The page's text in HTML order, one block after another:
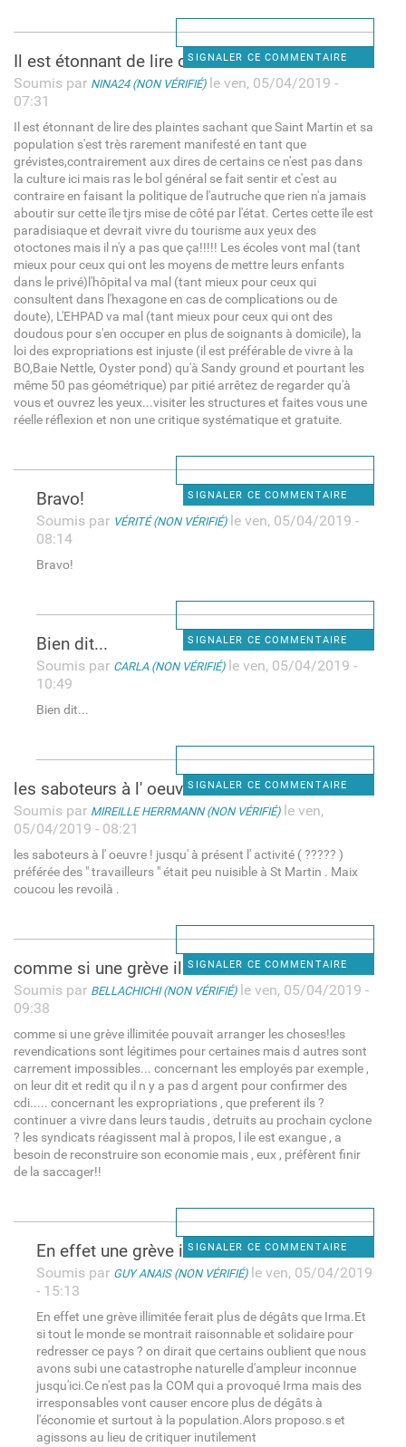
SIGNALER CE COMMENTAIRE
Il est étonnant de lire des
Soumis par NINA24 (NON VÉRIFIÉ)le ven, 05/04/2019 -
07:31
Il est étonnant de lire des plaintes sachant que Saint Martin et sa
population s'est très rarement manifesté en tant que
grévistes,contrairement aux dires de certains ce n'est pas dans
la culture ici mais ras le bol général se fait sentir et c'est au
contraire en faisant la politique de l'autruche que rien n'a jamais
aboutir sur cette île tjrs mise de côté par l'état. Certes cette île est
paradisiaque et devrait vivre du tourisme aux yeux des
otoctones mais il n'y a pas que ça!!!!! Les écoles vont mal (tant
mieux pour ceux qui ont les moyens de mettre leurs enfants
dans le privé)l'hôpital va mal (tant mieux pour ceux qui
consultent dans l'hexagone en cas de complications ou de
doute), L'EHPAD va mal (tant mieux pour ceux qui ont des
doudous pour s'en occuper en plus de soignants à domicile), la
loi des expropriations est injuste (il est préférable de vivre à la
BO,Baie Nettle, Oyster pond) qu'à Sandy ground et pourtant les
même 50 pas géométrique) par pitié arrêtez de regarder qu'à
vous et ouvrez les yeux...visiter les structures et faites vous une
réelle réflexion et non une critique systématique et gratuite.
SIGNALER CE COMMENTAIRE
Bravo!
Soumis par VÉRITÉ (NON VÉRIFIÉ)le ven, 05/04/2019 -
08:14
Bravo!
SIGNALER CE COMMENTAIRE
Bien dit...
Soumis par CARLA (NON VÉRIFIÉ)le ven, 05/04/2019 -
10:49
Bien dit...
SIGNALER CE COMMENTAIRE
les saboteurs à l' oeuvre !
Soumis par MIREILLE HERRMANN (NON VÉRIFIÉ)le ven,
05/04/2019 - 08:21
les saboteurs à l' oeuvre ! jusqu' à présent l' activité ( ????? )
préférée des " travailleurs " était peu nuisible à St Martin . Maix
coucou les revoilà .
SIGNALER CE COMMENTAIRE
comme si une grève illimitée
Soumis par BELLACHICHI (NON VÉRIFIÉ)le ven, 05/04/2019 -
09:38
comme si une grève illimitée pouvait arranger les choses!les
revendications sont légitimes pour certaines mais d autres sont
carrement impossibles... concernant les employés par exemple ,
on leur dit et redit qu il n y a pas d argent pour confirmer des
cdi..... concernant les expropriations , que preferent ils ?
continuer a vivre dans leurs taudis , detruits au prochain cyclone
? les syndicats réagissent mal à propos, l ile est exangue , a
besoin de reconstruire son economie mais , eux , préfèrent finir
de la saccager!!
SIGNALER CE COMMENTAIRE
En effet une grève illimitée
Soumis par GUY ANAIS (NON VÉRIFIÉ)le ven, 05/04/2019
- 15:13
En effet une grève illimitée ferait plus de dégâts que Irma.Et
si tout le monde se montrait raisonnable et solidaire pour
redresser ce pays ? on dirait que certains oublient que nous
avons subi une catastrophe naturelle d'ampleur inconnue
jusqu'ici.Ce n'est pas la COM qui a provoqué Irma mais des
irresponsables vont causer encore plus de dégâts à
l'économie et surtout à la population.Alors proposo.s et
agissons au lieu de critiquer inutilement